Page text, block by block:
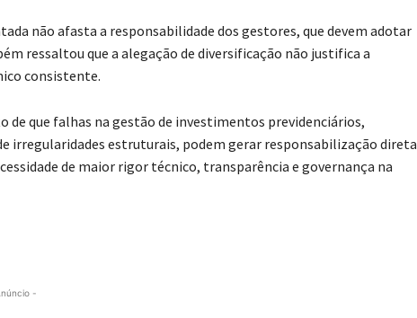
não afasta a responsabilidade dos gestores, que devem adotar
ressaltou que a alegação de diversificação não justifica a
consistente.
de que falhas na gestão de investimentos previdenciários,
irregularidades estruturais, podem gerar responsabilização direta
de maior rigor técnico, transparência e governança na
-